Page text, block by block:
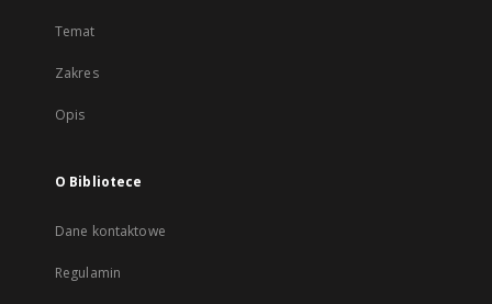
Temat
Zakres
Opis
O Bibliotece
Dane kontaktowe
Regulamin